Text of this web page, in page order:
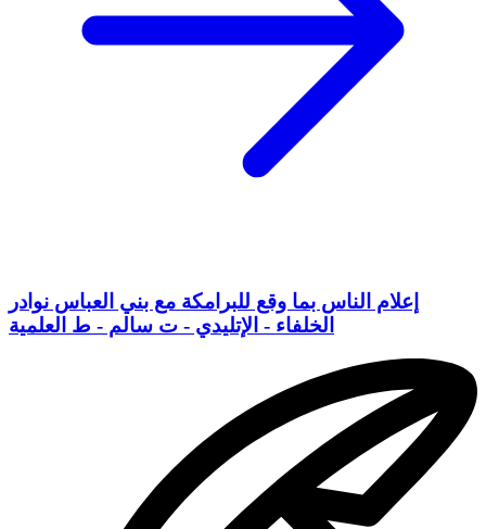
إعلام الناس بما وقع للبرامكة مع بني العباس نوادر
الخلفاء - الإتليدي - ت سالم - ط العلمية